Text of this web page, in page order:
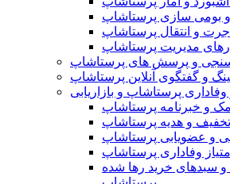
و بومی سازی پرستاشاپ
و انتقال پرستاشاپ
مدیریت پرستاشاپ
و پرسش های پرستاشاپ
و گفتگوی آنلاین پرستاشاپ
وفاداری پرستاشاپ و بازاریابی
و خبرنامه پرستاشاپ
و هدیه پرستاشاپ
و عضویابی پرستاشاپ
وفاداری پرستاشاپ
و سبدهای خرید رها شده